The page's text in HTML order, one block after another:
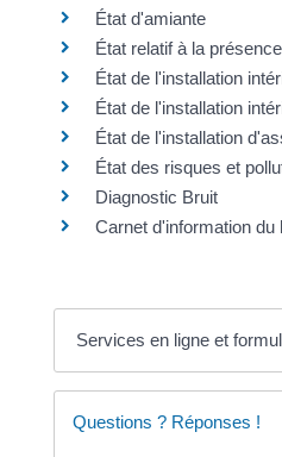
État d'amiante
État relatif à la
État de l'installation
État de l'installation
État de l'installation
État des risques et
Diagnostic Bruit
Carnet d'information du
Services en ligne et
Questions ? Réponses !